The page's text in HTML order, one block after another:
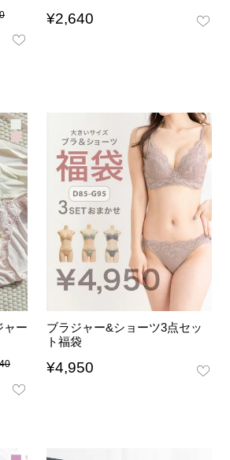
¥2,640
ャー
ブラジャー&ショーツ3点セッ
ト福袋
¥4,950